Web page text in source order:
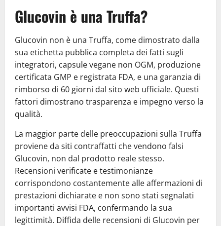
Glucovin è una Truffa?
Glucovin non è una Truffa, come dimostrato dalla
sua etichetta pubblica completa dei fatti sugli
integratori, capsule vegane non OGM, produzione
certificata GMP e registrata FDA, e una garanzia di
rimborso di 60 giorni dal sito web ufficiale. Questi
fattori dimostrano trasparenza e impegno verso la
qualità.
La maggior parte delle preoccupazioni sulla Truffa
proviene da siti contraffatti che vendono falsi
Glucovin, non dal prodotto reale stesso.
Recensioni verificate e testimonianze
corrispondono costantemente alle affermazioni di
prestazioni dichiarate e non sono stati segnalati
importanti avvisi FDA, confermando la sua
legittimità. Diffida delle recensioni di Glucovin per